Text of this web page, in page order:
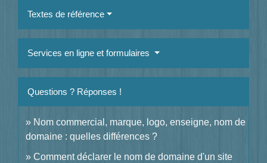
Textes de référence
Services en ligne et formulaires
Questions ? Réponses !
Nom commercial, marque, logo, enseigne, nom de
domaine : quelles différences ?
Comment déclarer le nom de domaine d'un site